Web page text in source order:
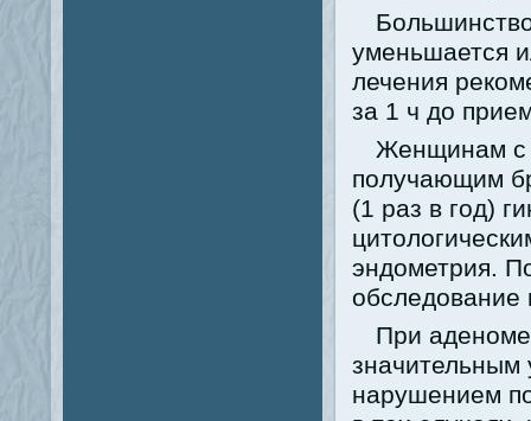
уменьшается
лечения
за 1 ч до
Женщинам с
получающим
(1 раз в год)
эндометрия.
обследование
При
значительным
нарушением